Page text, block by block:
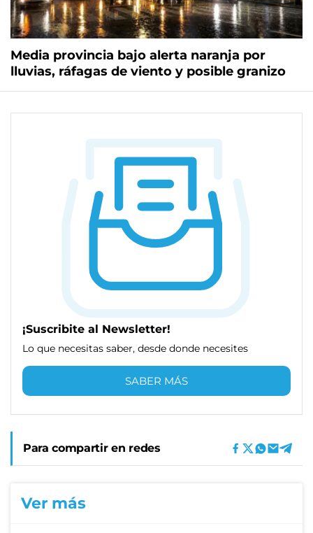
Media provincia bajo alerta naranja por
lluvias, ráfagas de viento y posible granizo
¡Suscribite al Newsletter!
Lo que necesitas saber, desde donde necesites
SABER MÁS
Para compartir en redes
Ver más